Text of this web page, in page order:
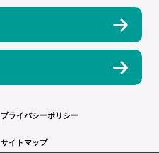
プライバシーポリシー
サイトマップ